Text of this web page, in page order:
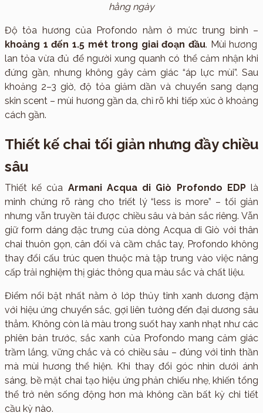
hằng ngày
Độ tỏa hương của Profondo nằm ở mức trung bình –
khoảng 1 đến 1.5 mét trong giai đoạn đầu. Mùi hương
lan tỏa vừa đủ để người xung quanh có thể cảm nhận khi
đứng gần, nhưng không gây cảm giác “áp lực mùi”. Sau
khoảng 2–3 giờ, độ tỏa giảm dần và chuyển sang dạng
skin scent – mùi hương gần da, chỉ rõ khi tiếp xúc ở khoảng
cách gần.
Thiết kế chai tối giản nhưng đầy chiều
sâu
Thiết kế của Armani Acqua di Giò Profondo EDPlà
minh chứng rõ ràng cho triết lý “less is more” – tối giản
nhưng vẫn truyền tải được chiều sâu và bản sắc riêng. Vẫn
giữ form dáng đặc trưng của dòng Acqua di Giò với thân
chai thuôn gọn, cân đối và cầm chắc tay, Profondo không
thay đổi cấu trúc quen thuộc mà tập trung vào việc nâng
cấp trải nghiệm thị giác thông qua màu sắc và chất liệu.
Điểm nổi bật nhất nằm ở lớp thủy tinh xanh dương đậm
với hiệu ứng chuyển sắc, gợi liên tưởng đến đại dương sâu
thẳm. Không còn là màu trong suốt hay xanh nhạt như các
phiên bản trước, sắc xanh của Profondo mang cảm giác
trầm lắng, vững chắc và có chiều sâu – đúng với tinh thần
mà mùi hương thể hiện. Khi thay đổi góc nhìn dưới ánh
sáng, bề mặt chai tạo hiệu ứng phản chiếu nhẹ, khiến tổng
thể trở nên sống động hơn mà không cần bất kỳ chi tiết
cầu kỳ nào.